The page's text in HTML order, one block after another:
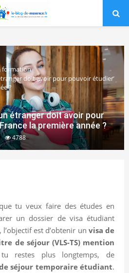
formation
doit avoir pour pouvoir étudier
?
étranger doit avoir pour
la première année ?
4788
tu veux faire des études en
un dossier de visa étudiant
est d’obtenir un visa de
de séjour (VLS-TS) mention
restes plus longtemps, de
séjour temporaire étudiant.